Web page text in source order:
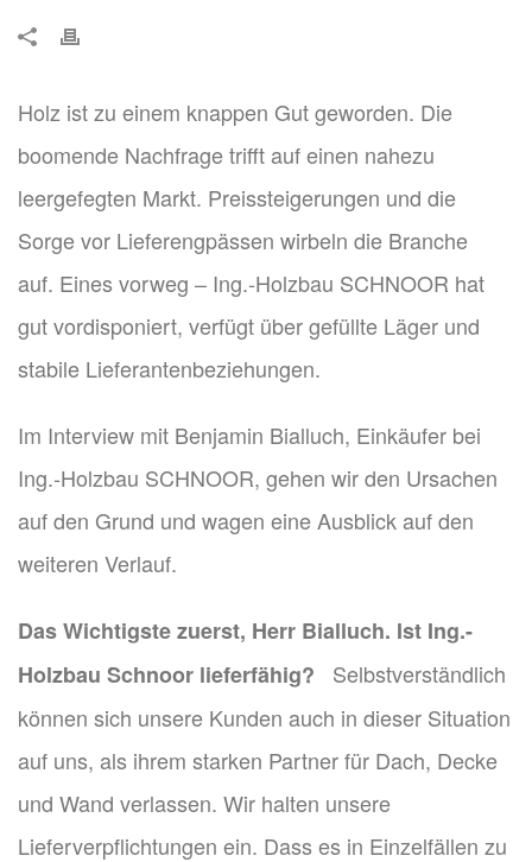
Holz ist zu einem knappen Gut geworden. Die
boomende Nachfrage trifft auf einen nahezu
leergefegten Markt. Preissteigerungen und die
Sorge vor Lieferengpässen wirbeln die Branche
auf. Eines vorweg – Ing.-Holzbau SCHNOOR hat
gut vordisponiert, verfügt über gefüllte Läger und
stabile Lieferantenbeziehungen.
Im Interview mit Benjamin Bialluch, Einkäufer bei
Ing.-Holzbau SCHNOOR, gehen wir den Ursachen
auf den Grund und wagen eine Ausblick auf den
weiteren Verlauf.
Das Wichtigste zuerst, Herr Bialluch. Ist Ing.-
Holzbau Schnoor lieferfähig?
Selbstverständlich
können sich unsere Kunden auch in dieser Situation
auf uns, als ihrem starken Partner für Dach, Decke
und Wand verlassen. Wir halten unsere
Lieferverpflichtungen ein. Dass es in Einzelfällen zu